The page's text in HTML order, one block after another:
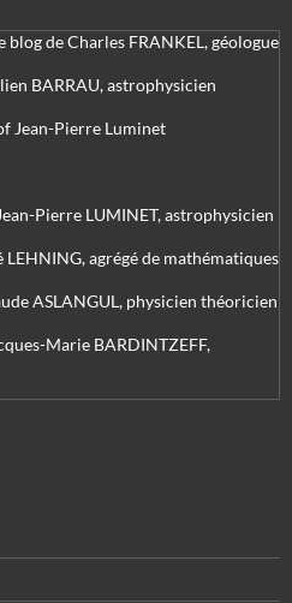
blog de Charles FRANKEL, géologue
BARRAU, astrophysicien
Jean-Pierre Luminet
Pierre LUMINET, astrophysicien
agrégé de mathématiques
ASLANGUL, physicien théoricien
Marie BARDINTZEFF,